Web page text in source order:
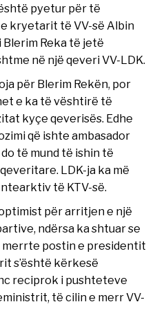
pyetur për të
kryetarit të VV-së Albin
Blerim Reka të jetë
në një qeveri VV-LDK.
për Blerim Rekën, por
e ka të vështirë të
kyçe qeverisës. Edhe
që ishte ambasador
të mund të ishin të
LDK-ja ka më
të KTV-së.
për arritjen e një
ndërsa ka shtuar se
merrte postin e presidentit
s’është kërkesë
reciprok i pushteteve
të cilin e merr VV-